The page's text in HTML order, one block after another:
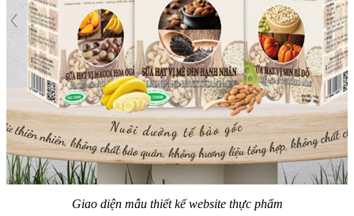
Giao diện mẫu thiết kế website thực phẩm